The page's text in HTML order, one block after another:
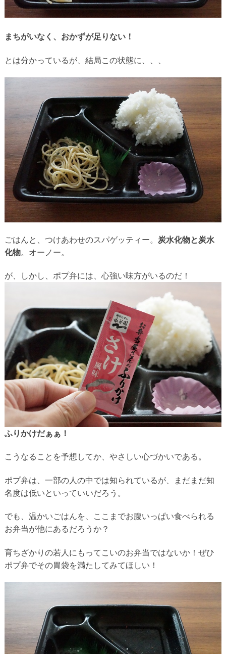
まちがいなく、おかずが足りない！
とは分かっているが、結局この状態に、、、
ごはんと、つけあわせのスパゲッティー。 炭水化物と炭水
化物。オーノー。
が、しかし、ポプ弁には、心強い味方がいるのだ！
ふりかけだぁぁ！
こうなることを予想してか、やさしい心づかいである。
ポプ弁は、一部の人の中では知られているが、まだまだ知
名度は低いといっていいだろう。
でも、温かいごはんを、ここまでお腹いっぱい食べられる
お弁当が他にあるだろうか？
育ちざかりの若人にもってこいのお弁当ではないか！ぜひ
ポプ弁でその胃袋を満たしてみてほしい！